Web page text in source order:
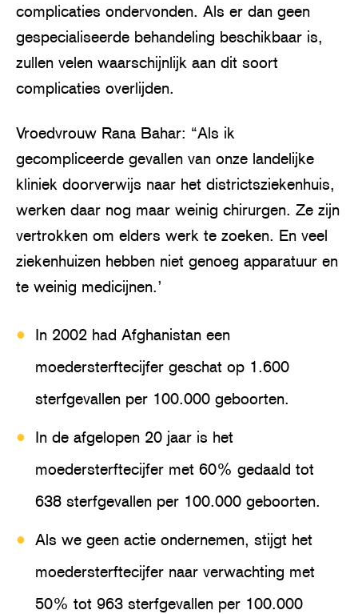
complicaties ondervonden. Als er dan geen
gespecialiseerde behandeling beschikbaar is,
zullen velen waarschijnlijk aan dit soort
complicaties overlijden.
Vroedvrouw Rana Bahar: “Als ik
gecompliceerde gevallen van onze landelijke
kliniek doorverwijs naar het districtsziekenhuis,
werken daar nog maar weinig chirurgen. Ze zijn
vertrokken om elders werk te zoeken. En veel
ziekenhuizen hebben niet genoeg apparatuur en
te weinig medicijnen.’
In 2002 had Afghanistan een
moedersterftecijfer geschat op 1.600
sterfgevallen per 100.000 geboorten.
In de afgelopen 20 jaar is het
moedersterftecijfer met 60% gedaald tot
638 sterfgevallen per 100.000 geboorten.
Als we geen actie ondernemen, stijgt het
moedersterftecijfer naar verwachting met
50% tot 963 sterfgevallen per 100.000